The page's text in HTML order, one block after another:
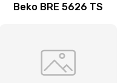
Beko BRE 5626 TS